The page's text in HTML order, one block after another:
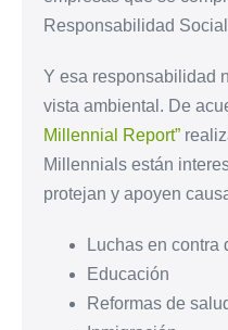
Responsabilidad
Y esa responsabilidad
vista ambiental. De
Millennial Report”
Millennials están
protejan y apoyen
Luchas en contra
Educación
Reformas de